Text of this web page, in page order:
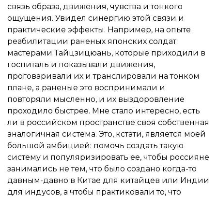
связь образа, движения, чувства и тонкого
ощущения. Увидел синергию этой связи и
практические эффекты. Например, на опыте
реабилитации раненых японских солдат
мастерами Тайцзицюань, которые приходили в
госпиталь и показывали движения,
проговаривали их и транслировали на тонком
плане, а раненые это воспринимали и
повторяли мысленно, и их выздоровление
проходило быстрее. Мне стало интересно, есть
ли в российском пространстве своя собственная
аналогичная система. Это, кстати, является моей
большой амбицией: помочь создать такую
систему и популяризировать ее, чтобы россияне
занимались не тем, что было создано когда-то
давным-давно в Китае для китайцев или Индии
для индусов, а чтобы практиковали то, что